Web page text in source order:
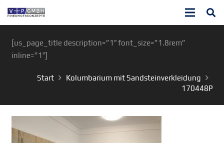
[us_page_title description=”1″ font_size=”1.8rem”
inline=”1″]
Start
Kolumbarium mit Sandsteinverkleidung
170448P